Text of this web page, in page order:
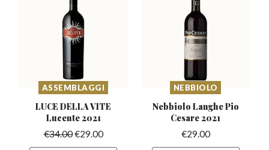
ASSEMBLAGGI
LUCE DELLA VITE
Lucente 2021
€34.00€29.00
NEBBIOLO
Nebbiolo LanghePio
Cesare 2021
€29.00